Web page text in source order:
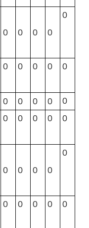
0 0 0 0
0
0 0 0 0 0
0 0 0 0 0
0 0 0 0 0
0 0 0 0
0
0 0 0 0 0